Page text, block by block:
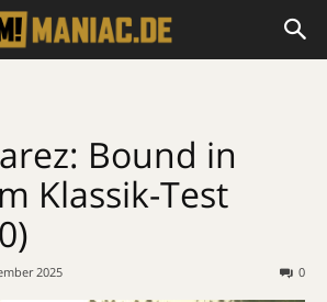
Bound in
Klassik-Test
2025 0